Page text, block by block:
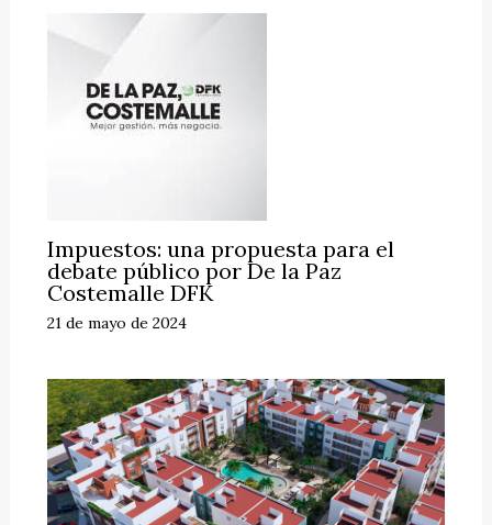
Impuestos: una propuesta para el
debate público por De la Paz
Costemalle DFK
21 de mayo de 2024